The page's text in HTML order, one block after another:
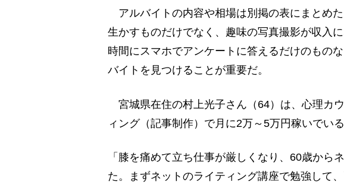
アルバイトの内容や相場は別掲の表にまとめ
生かすものだけでなく、趣味の写真撮影が収入
時間にスマホでアンケートに答えるだけのもの
バイトを見つけることが重要だ。
宮城県在住の村上光子さん（64）は、心理カ
ィング（記事制作）で月に2万～5万円稼いでいる
「膝を痛めて立ち仕事が厳しくなり、60歳から
た。まずネットのライティング講座で勉強して